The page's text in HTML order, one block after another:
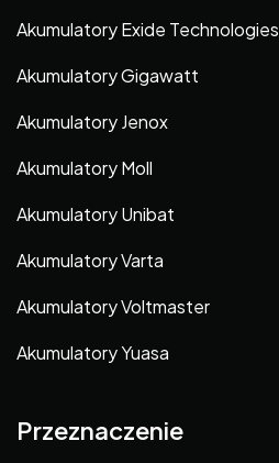
Akumulatory Exide Technologies
Akumulatory Gigawatt
Akumulatory Jenox
Akumulatory Moll
Akumulatory Unibat
Akumulatory Varta
Akumulatory Voltmaster
Akumulatory Yuasa
Przeznaczenie